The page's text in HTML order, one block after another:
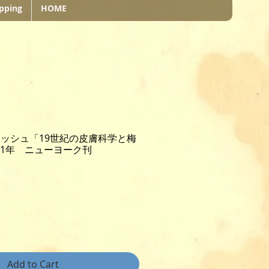
シュ「19世紀の皮膚科学と梅
年 ニューヨーク刊
Add to Cart
HOME